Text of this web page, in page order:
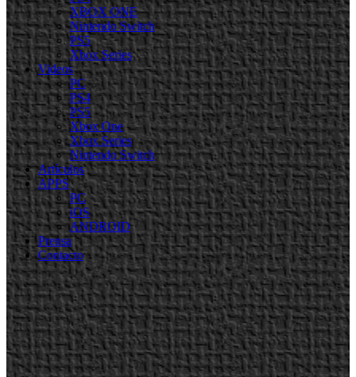
XBOX ONE
Nintendo Switch
PS5
Xbox Series
Videos
PC
PS4
PS5
Xbox One
Xbox Series
Nintendo Switch
Artículos
APPS
PC
iOS
ANDROID
Prensa
Contacto